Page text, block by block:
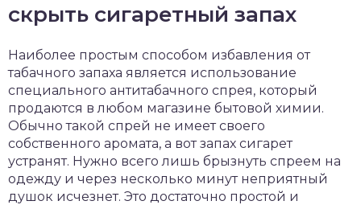
скрыть сигаретный запах
Наиболее простым способом избавления от
табачного запаха является использование
специального антитабачного спрея, который
продаются в любом магазине бытовой химии.
Обычно такой спрей не имеет своего
собственного аромата, а вот запах сигарет
устранят. Нужно всего лишь брызнуть спреем на
одежду и через несколько минут неприятный
душок исчезнет. Это достаточно простой и